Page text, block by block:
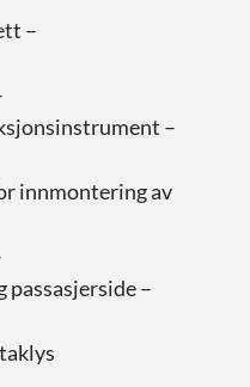
–
–
innmontering av
passasjerside –